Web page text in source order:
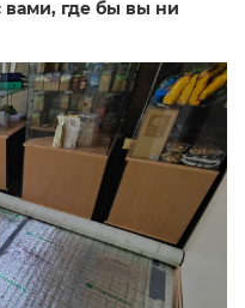
вами, где бы вы ни